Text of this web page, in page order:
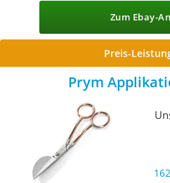
Zum Ebay-
Preis-
Prym